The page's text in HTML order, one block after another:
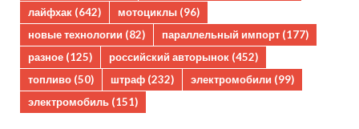
лайфхак (642) мотоциклы (96)
новые технологии (82) параллельный импорт (177)
разное (125) российский авторынок (452)
топливо (50) штраф (232) электромобили (99)
электромобиль (151)